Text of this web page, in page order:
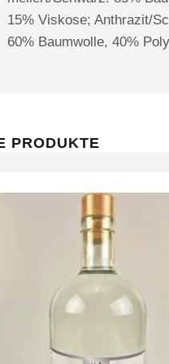
15% Viskose; Anthrazit/
60% Baumwolle, 40%
PRODUKTE